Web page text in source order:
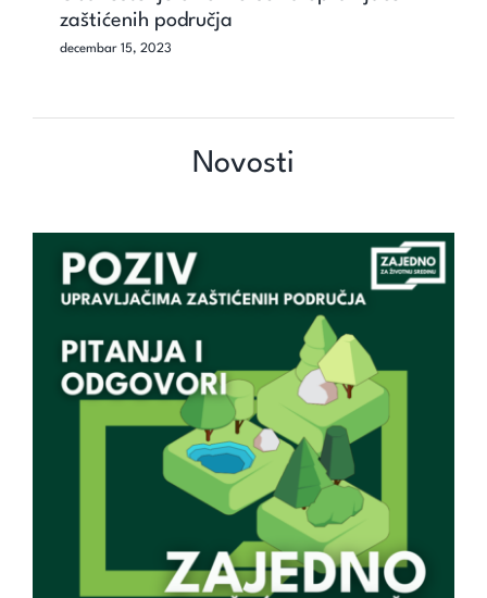
zaštićenih područja
decembar 15, 2023
Novosti
Pitanja i odgovori za program
„Zajedno za zaštićena područja“